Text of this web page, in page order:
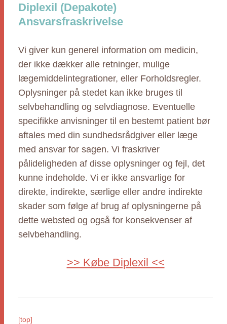
Diplexil (Depakote)
Ansvarsfraskrivelse
Vi giver kun generel information om medicin,
der ikke dækker alle retninger, mulige
lægemiddelintegrationer, eller Forholdsregler.
Oplysninger på stedet kan ikke bruges til
selvbehandling og selvdiagnose. Eventuelle
specifikke anvisninger til en bestemt patient bør
aftales med din sundhedsrådgiver eller læge
med ansvar for sagen. Vi fraskriver
pålideligheden af disse oplysninger og fejl, det
kunne indeholde. Vi er ikke ansvarlige for
direkte, indirekte, særlige eller andre indirekte
skader som følge af brug af oplysningerne på
dette websted og også for konsekvenser af
selvbehandling.
>> Købe Diplexil <<
[top]